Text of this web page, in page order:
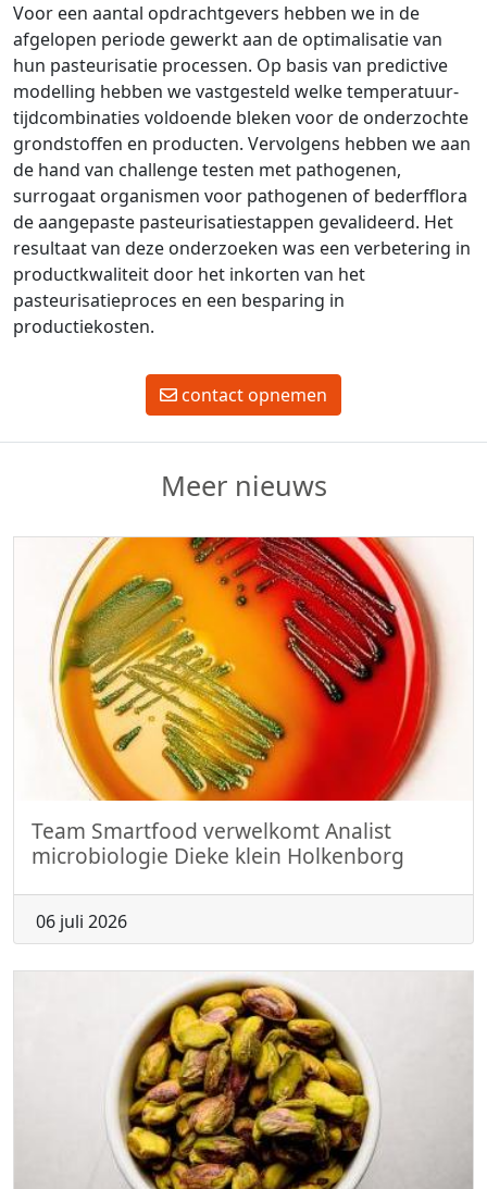
Voor een aantal opdrachtgevers hebben we in de
afgelopen periode gewerkt aan de optimalisatie van
hun pasteurisatie processen. Op basis van predictive
modelling hebben we vastgesteld welke temperatuur-
tijdcombinaties voldoende bleken voor de onderzochte
grondstoffen en producten. Vervolgens hebben we aan
de hand van challenge testen met pathogenen,
surrogaat organismen voor pathogenen of bederfflora
de aangepaste pasteurisatiestappen gevalideerd. Het
resultaat van deze onderzoeken was een verbetering in
productkwaliteit door het inkorten van het
pasteurisatieproces en een besparing in
productiekosten.
contact opnemen
Meer nieuws
Team Smartfood verwelkomt Analist
microbiologie Dieke klein Holkenborg
06 juli 2026